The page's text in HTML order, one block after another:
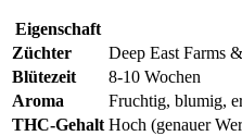
Eigenschaft
Züchter
Deep East Farms
Blütezeit
8-10 Wochen
Aroma
Fruchtig, blumig,
THC-Gehalt Hoch (genauer